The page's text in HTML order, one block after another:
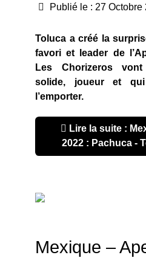
Publié le : 27 Octobre
Toluca a créé la
favori et leader de
Les Chorizeros
solide, joueur et
l’emporter.
Lire la suite :
2022 : Pachuca -
Mexique –